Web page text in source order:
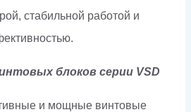
стабильной работой и
блоков серии VSD
и мощные винтовые